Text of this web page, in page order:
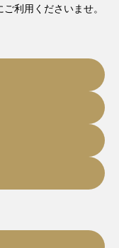
利用くださいませ。